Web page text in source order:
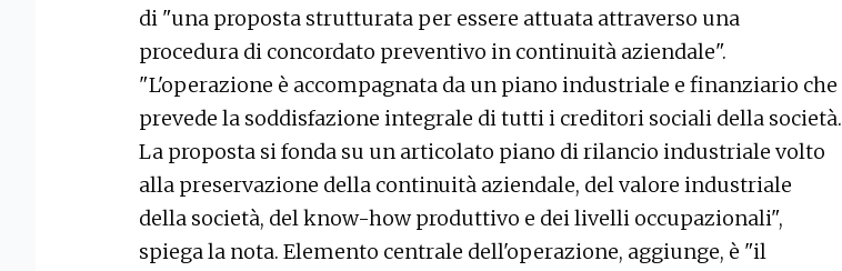
di "una proposta strutturata per essere attuata attraverso una
procedura di concordato preventivo in continuità aziendale".
"L'operazione è accompagnata da un piano industriale e finanziario che
prevede la soddisfazione integrale di tutti i creditori sociali della società.
La proposta si fonda su un articolato piano di rilancio industriale volto
alla preservazione della continuità aziendale, del valore industriale
della società, del know-how produttivo e dei livelli occupazionali",
spiega la nota. Elemento centrale dell'operazione, aggiunge, è "il